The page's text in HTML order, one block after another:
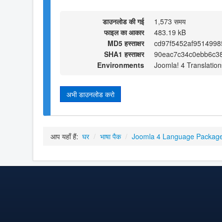
डाउनलोड की गई
1,573 समय
फाइल का आकार
483.19 kB
MD5 हस्ताक्षर
SHA1 हस्ताक्षर
Environments
Joomla! 4
अभी डाउनलोड करो
आप यहाँ हैं: घर / भाषा पैक / Joomla 4 Language